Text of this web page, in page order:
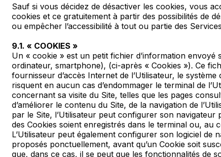
Sauf si vous décidez de désactiver les cookies, vous
cookies et ce gratuitement à partir des possibilités de
ou empêcher l’accessibilité à tout ou partie des
9.1. « COOKIES »
Un « cookie » est un petit fichier d’information envoyé
ordinateur, smartphone), (ci-après « Cookies »). Ce
fournisseur d’accès Internet de l’Utilisateur, le système
risquent en aucun cas d’endommager le terminal de
concernant sa visite du Site, telles que les pages
d’améliorer le contenu du Site, de la navigation de
par le Site, l’Utilisateur peut configurer son navigateur
des Cookies soient enregistrés dans le terminal ou, au
L’Utilisateur peut également configurer son logiciel de
proposés ponctuellement, avant qu’un Cookie soit
que, dans ce cas, il se peut que les fonctionnalités de